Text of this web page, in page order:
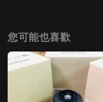
您可能也喜歡